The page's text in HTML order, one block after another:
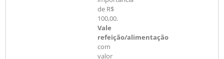
de R$
100,00.
Vale
refeição/alimentação
com
valor